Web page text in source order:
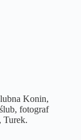
Konin,
fotograf
Turek.